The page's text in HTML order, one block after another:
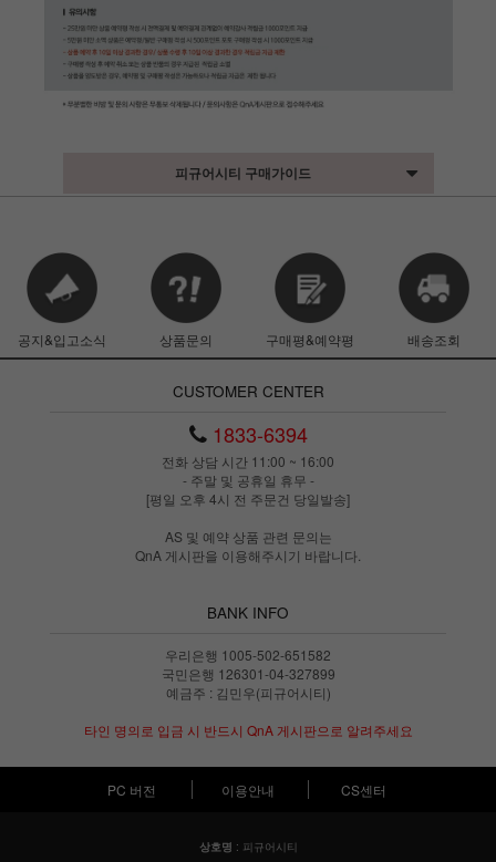
피규어시티 구매가이드
공지&입고소식 상품문의 구매평&예약평 배송조회
CUSTOMER CENTER
1833-6394
전화 상담 시간 11:00 ~ 16:00
- 주말 및 공휴일 휴무 -
[평일 오후 4시 전 주문건 당일발송]
AS 및 예약 상품 관련 문의는
QnA 게시판을 이용해주시기 바랍니다.
BANK INFO
우리은행 1005-502-651582
국민은행 126301-04-327899
예금주 : 김민우(피규어시티)
타인 명의로 입금 시 반드시 QnA 게시판으로 알려주세요
PC 버전 이용안내 CS센터
상호명 : 피규어시티